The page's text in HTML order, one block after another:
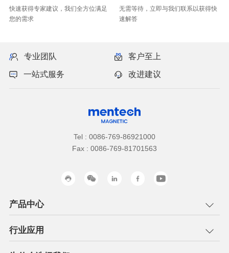
您的需求 速解答
专业团队 客户至上
一站式服务 改进建议
Tel : 0086-769-86921000
Fax : 0086-769-81701563
产品中心
行业应用